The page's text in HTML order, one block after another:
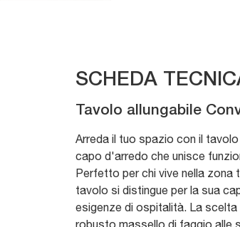
SCHEDA
Tavolo allungabile
Arreda il tuo spazio con il
capo d'arredo che unisce
Perfetto per chi vive nella zona
tavolo si distingue per la sua
esigenze di ospitalità. La
robusto massello di faggio alle